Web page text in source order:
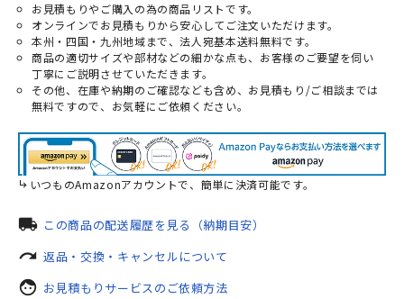
お見積もりやご購入の為の商品リストです。
オンラインでお見積もりから安心してご注文いただけます。
本州・四国・九州地域まで、法人宛基本送料無料です。
商品の適切サイズや部材などの細かな点も、お客様のご要望を伺い
丁寧にご説明させていただきます。
その他、在庫や納期のご確認なども含め、お見積もり/ご相談までは
無料ですので、お気軽にご依頼ください。
いつものAmazonアカウントで、簡単に決済可能です。
local_shipping この商品の配送履歴を見る（納期目安）
redo 返品・交換・キャンセルについて
face お見積もりサービスのご依頼方法